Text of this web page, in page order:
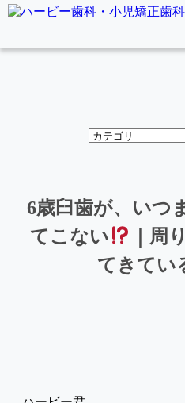
6歳臼歯が、いつ
てこない
｜周
てきてい